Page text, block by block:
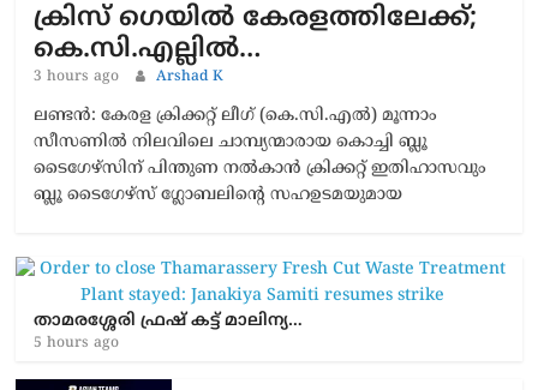
ക്രിസ് ഗെയിൽ കേരളത്തിലേക്ക്;
കെ.സി.എല്ലിൽ…
3 hours ago Arshad K
ലണ്ടൻ: കേരള ക്രിക്കറ്റ് ലീഗ് (കെ.സി.എൽ) മൂന്നാം
സീസണിൽ നിലവിലെ ചാമ്പ്യന്മാരായ കൊച്ചി ബ്ലൂ
ടൈഗേഴ്സിന് പിന്തുണ നൽകാൻ ക്രിക്കറ്റ് ഇതിഹാസവും
ബ്ലൂ ടൈഗേഴ്സ് ഗ്ലോബലിന്റെ സഹഉടമയുമായ
താമരശ്ശേരി ഫ്രഷ് കട്ട് മാലിന്യ…
5 hours ago